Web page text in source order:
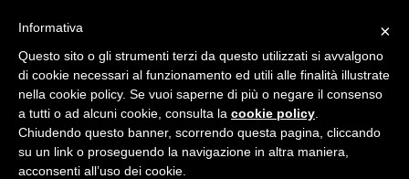
News
FORMAZIONE GENERALE GIOVANI
×
Informativa
Questo sito o gli strumenti terzi da questo utilizzati si avvalgono
di cookie necessari al funzionamento ed utili alle finalità illustrate
nella cookie policy. Se vuoi saperne di più o negare il consenso
a tutti o ad alcuni cookie, consulta la cookie policy
Chiudendo questo banner, scorrendo questa pagina, cliccando
su un link o proseguendo la navigazione in altra maniera,
acconsenti all’uso dei cookie.